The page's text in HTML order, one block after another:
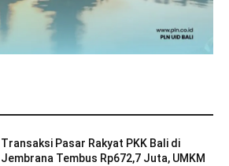
Transaksi Pasar Rakyat PKK Bali di
Jembrana Tembus Rp672,7 Juta, UMKM